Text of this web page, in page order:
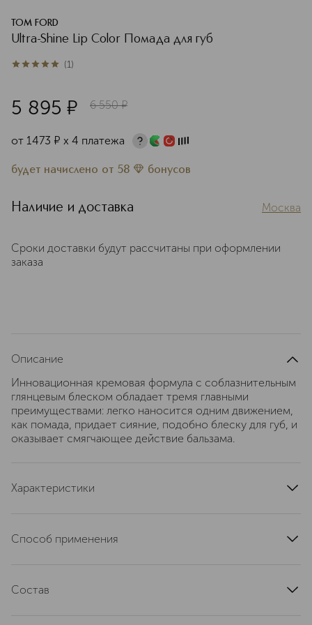
TOM FORD
Ultra-Shine Lip Color Помада для губ
5из 51 (1)
5 895 ¤ 6 550 ¤
от 1473 ¤ х 4 платежа
будет начислено от 58 бонусов
Наличие и доставка Москва
Сроки доставки будут рассчитаны при оформлении
заказа
Описание
Инновационная кремовая формула с соблазнительным
глянцевым блеском обладает тремя главными
преимуществами: легко наносится одним движением,
как помада, придает сияние, подобно блеску для губ, и
оказывает смягчающее действие бальзама.
Характеристики
артикул
Способ применения
Состав